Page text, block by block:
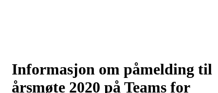
Informasjon om påmelding til
årsmøte 2020 på Teams for